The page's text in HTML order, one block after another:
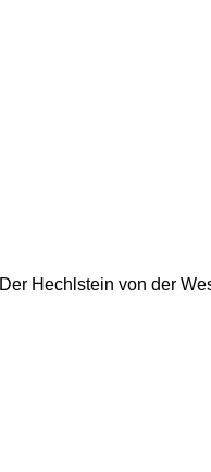
Der Hechlstein von der